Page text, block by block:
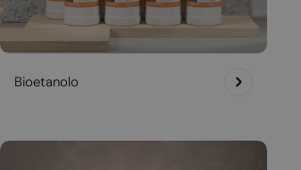
Bioetanolo